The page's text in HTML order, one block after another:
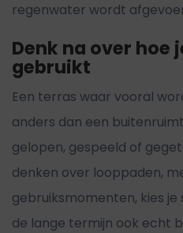
regenwater wordt
Denk na over hoe
gebruikt
Een terras waar vooral
anders dan een
gelopen, gespeeld of
denken over looppaden,
gebruiksmomenten, kies
de lange termijn ook echt